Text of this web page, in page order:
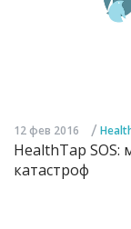
12 фев 2016 /
HealthTap SOS:
катастроф